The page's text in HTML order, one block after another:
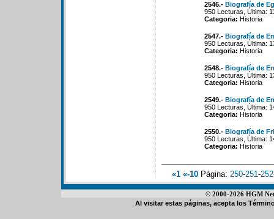
2546.- Biografía de
950 Lecturas, Última:
Categoria: Historia
2547.- Biografía de
950 Lecturas, Última:
Categoria: Historia
2548.- Biografía de
950 Lecturas, Última:
Categoria: Historia
2549.- Biografía de
950 Lecturas, Última:
Categoria: Historia
2550.- Biografía de
950 Lecturas, Última:
Categoria: Historia
«1 «-10 Página: 250-251-252
© 2000-2026 HGM
Al visitar estas páginas, acepta los